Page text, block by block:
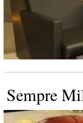
Sempre